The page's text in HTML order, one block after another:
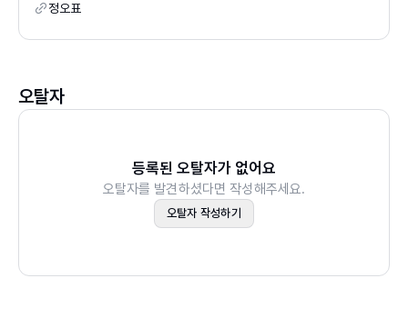
6.3 원통연삭
6.4 센터리스 연삭
6.6 기타 연마 공정
6.7 연삭가공의 선택 기준
CHAPTER 07 비전통 가공
정오표
오탈자
등록된 오탈자가 없어요
오탈자를 발견하셨다면 작성해주세요.
오탈자 작성하기